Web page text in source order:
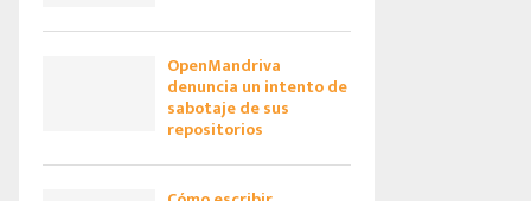
OpenMandriva
denuncia un intento de
sabotaje de sus
repositorios